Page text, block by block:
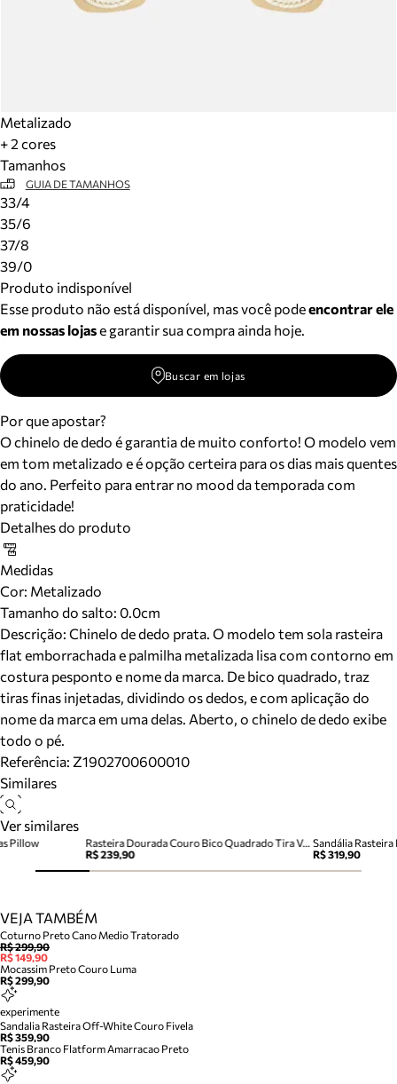
Metalizado
+ 2 cores
Tamanhos
GUIA DE TAMANHOS
33/4
35/6
37/8
39/0
Produto indisponível
Esse produto não está disponível, mas você podeencontrar ele
em nossas lojase garantir sua compra ainda hoje.
Buscar em lojas
Por que apostar?
O chinelo de dedo é garantia de muito conforto! O modelo vem
em tom metalizado e é opção certeira para os dias mais quentes
do ano. Perfeito para entrar no mood da temporada com
praticidade!
Detalhes do produto
Medidas
Cor: Metalizado
Tamanho do salto: 0.0cm
Descrição: Chinelo de dedo prata. O modelo tem sola rasteira
flat emborrachada e palmilha metalizada lisa com contorno em
costura pesponto e nome da marca. De bico quadrado, traz
tiras finas injetadas, dividindo os dedos, e com aplicação do
nome da marca em uma delas. Aberto, o chinelo de dedo exibe
todo o pé.
Referência: Z1902700600010
Similares
Ver similares
Rasteira Dourada Couro Bico Quadrado Tira Vazada
R$ 239,90
Sandália
R$ 319,90
Pillow
VEJA TAMBÉM
Coturno Preto Cano Medio Tratorado
R$ 299,90
R$ 149,90
Mocassim Preto Couro Luma
R$ 299,90
experimente
Sandalia Rasteira Off-White Couro Fivela
R$ 359,90
Tenis Branco Flatform Amarracao Preto
R$ 459,90